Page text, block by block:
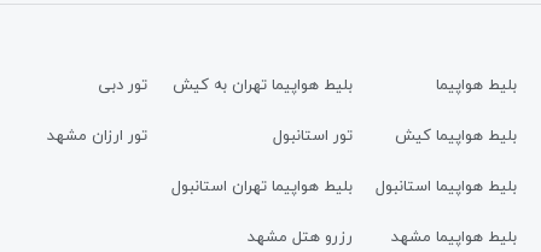
بلیط هواپیما
بلیط هواپیما کیش
بلیط هواپیما استانبول
بلیط هواپیما مشهد
بلیط هواپیما تهران به کیش
تور استانبول
بلیط هواپیما تهران استانبول
رزرو هتل مشهد
تور دبی
تور ارزان مشهد